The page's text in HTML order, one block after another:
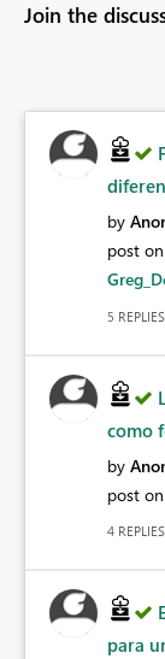
Join the
by
post on
5 REPLIES
como
by
post on
4 REPLIES
para